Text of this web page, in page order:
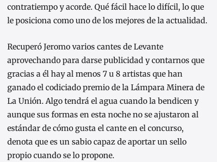
contratiempo y acorde. Qué fácil hace lo difícil, lo que
le posiciona como uno de los mejores de la actualidad.
Recuperó Jeromo varios cantes de Levante
aprovechando para darse publicidad y contarnos que
gracias a él hay al menos 7 u 8 artistas que han
ganado el codiciado premio de la Lámpara Minera de
La Unión. Algo tendrá el agua cuando la bendicen y
aunque sus formas en esta noche no se ajustaron al
estándar de cómo gusta el cante en el concurso,
denota que es un sabio capaz de aportar un sello
propio cuando se lo propone.